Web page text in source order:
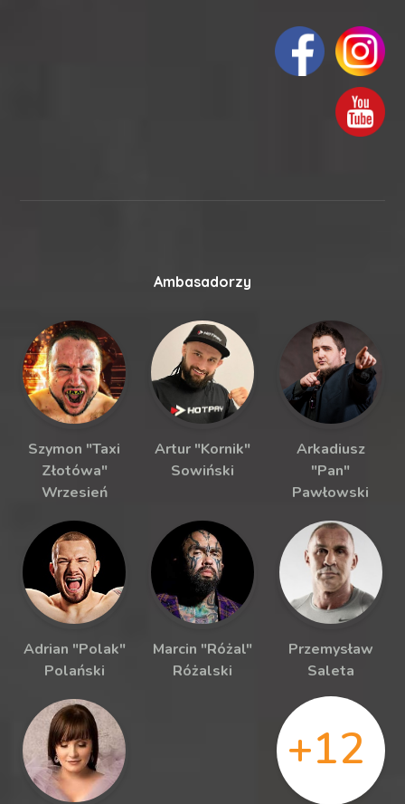
Ambasadorzy
Szymon "Taxi
Złotówa"
Wrzesień
Artur "Kornik"
Sowiński
Arkadiusz
"Pan"
Pawłowski
Adrian "Polak"
Polański
Marcin "Różal"
Różalski
Przemysław
Saleta
+12